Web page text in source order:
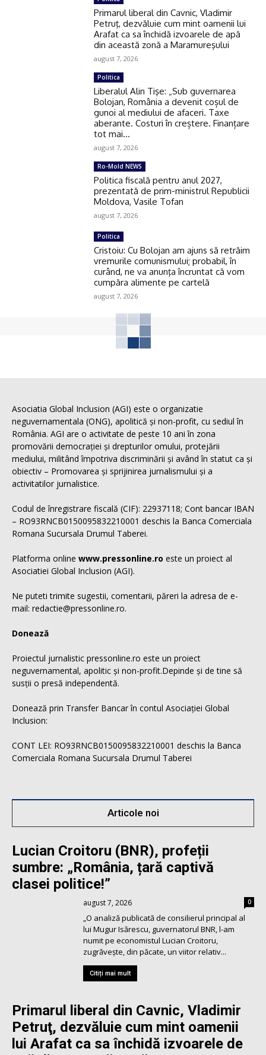
Primarul liberal din Cavnic, Vladimir
Petruţ, dezvăluie cum mint oamenii lui
Arafat ca sa închidă izvoarele de apă
din această zonă a Maramureşului
august 7, 2026
Politica
Liberalul Alin Tişe: „Sub guvernarea
Bolojan, România a devenit coșul de
gunoi al mediului de afaceri. Taxe
aberante. Costuri în creștere. Finanțare
tot mai...
august 7, 2026
Ro-Mold NEWS
Politica fiscală pentru anul 2027,
prezentată de prim-ministrul Republicii
Moldova, Vasile Tofan
august 7, 2026
Politica
Cristoiu: Cu Bolojan am ajuns să retrăim
vremurile comunismului; probabil, în
curând, ne va anunţa încruntat că vom
cumpăra alimente pe cartelă
august 7, 2026
Asociatia Global Inclusion (AGI) este o organizatie
neguvernamentala (ONG), apolitică și non-profit, cu sediul în
România. AGI are o activitate de peste 10 ani în zona
promovării democrației și drepturilor omului, protejării
mediului, militând împotriva discriminării și având în statut ca și
obiectiv – Promovarea și sprijinirea jurnalismului și a
activitatilor jurnalistice.
Codul de înregistrare fiscală (CIF): 22937118; Cont bancar IBAN
– RO93RNCB0150095832210001 deschis la Banca Comerciala
Romana Sucursala Drumul Taberei.
Platforma online www.pressonline.ro este un proiect al
Asociatiei Global Inclusion (AGI).
Ne puteti trimite sugestii, comentarii, păreri la adresa de e-
mail: redactie@pressonline.ro.
Donează
Proiectul jurnalistic pressonline.ro este un proiect
neguvernamental, apolitic și non-profit.Depinde și de tine să
susții o presă independentă.
Donează prin Transfer Bancar în contul Asociației Global
Inclusion:
CONT LEI: RO93RNCB0150095832210001 deschis la Banca
Comerciala Romana Sucursala Drumul Taberei
Articole noi
Lucian Croitoru (BNR), profeții
sumbre: „România, țară captivă
clasei politice!”
august 7, 2026 0
„O analiză publicată de consilierul principal al
lui Mugur Isărescu, guvernatorul BNR, l-am
numit pe economistul Lucian Croitoru,
zugrăvește, din păcate, un viitor relativ...
Citiți mai mult
Primarul liberal din Cavnic, Vladimir
Petruţ, dezvăluie cum mint oamenii
lui Arafat ca sa închidă izvoarele de